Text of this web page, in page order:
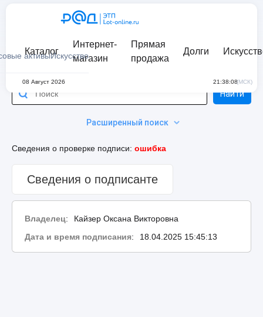
активыИскусство
Каталог
Интернет-
магазин
Прямая
продажа
Долги
08 Август 2026 21:38:08(МСК)
Расширенный поиск
Найти
Сведения о проверке подписи: ошибка
Сведения о подписанте
Владелец:
Кайзер Оксана Викторовна
Дата и время подписания: 18.04.2025 15:45:13